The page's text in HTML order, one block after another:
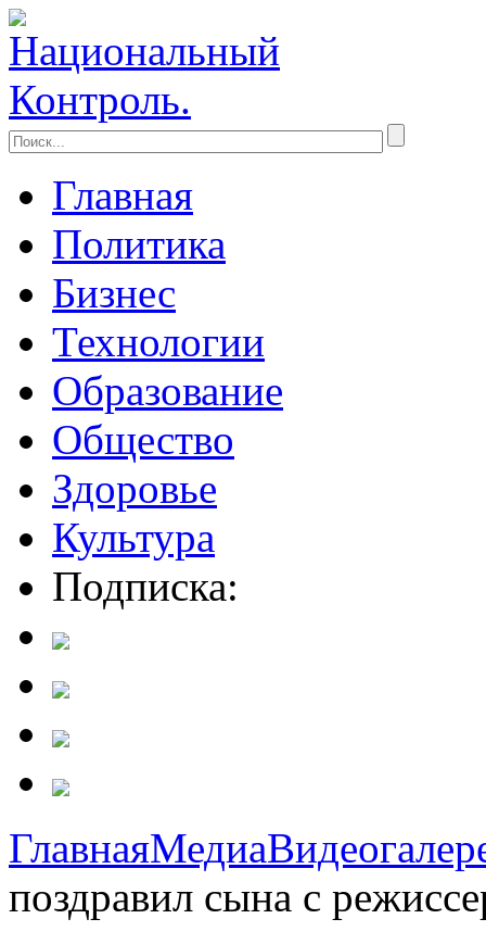
Главная
Политика
Бизнес
Технологии
Образование
Общество
Здоровье
Культура
Подписка:
ГлавнаяМедиа
поздравил сына с